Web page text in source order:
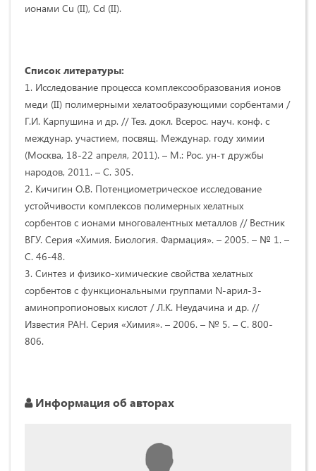
ионами Cu (II), Cd (II).
Список литературы:
1. Исследование процесса комплексообразования ионов
меди (II) полимерными хелатообразующими сорбентами /
Г.И. Карпушина и др. // Тез. докл. Всерос. науч. конф. с
междунар. участием, посвящ. Междунар. году химии
(Москва, 18-22 апреля, 2011). – М.: Рос. ун-т дружбы
народов, 2011. – С. 305.
2. Кичигин О.В. Потенциометрическое исследование
устойчивости комплексов полимерных хелатных
сорбентов с ионами многовалентных металлов // Вестник
ВГУ. Серия «Химия. Биология. Фармация». – 2005. – № 1. –
С. 46-48.
3. Синтез и физико-химические свойства хелатных
сорбентов с функциональными группами N-арил-3-
аминопропионовых кислот / Л.К. Неудачина и др. //
Известия РАН. Серия «Химия». – 2006. – № 5. – С. 800-
806.
Информация об авторах